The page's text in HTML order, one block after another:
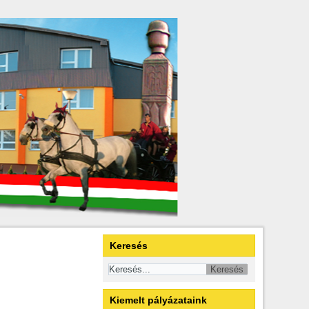
Keresés
Kiemelt pályázataink